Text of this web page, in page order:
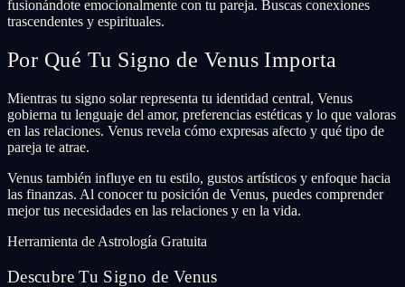
fusionándote emocionalmente con tu pareja. Buscas conexiones
trascendentes y espirituales.
Por Qué Tu Signo de Venus Importa
Mientras tu signo solar representa tu identidad central, Venus
gobierna tu lenguaje del amor, preferencias estéticas y lo que valoras
en las relaciones. Venus revela cómo expresas afecto y qué tipo de
pareja te atrae.
Venus también influye en tu estilo, gustos artísticos y enfoque hacia
las finanzas. Al conocer tu posición de Venus, puedes comprender
mejor tus necesidades en las relaciones y en la vida.
Herramienta de Astrología Gratuita
Descubre Tu Signo de Venus